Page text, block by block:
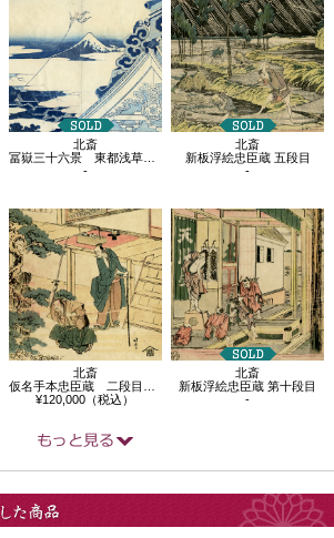
北斎
冨嶽三十六景 東都浅草 本願寺
-
北斎
新板浮絵忠臣蔵 五段目
-
北斎
仮名手本忠臣蔵 二段目 松きり
¥120,000（税込）
北斎
新板浮絵忠臣蔵 第十段目
-